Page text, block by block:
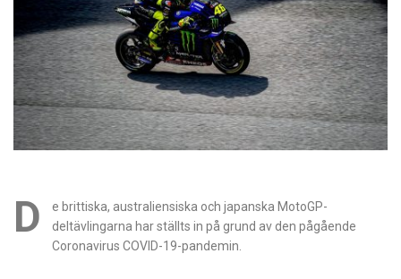
D
e brittiska, australiensiska och japanska MotoGP-
deltävlingarna har ställts in på grund av den pågående
Coronavirus COVID-19-pandemin.